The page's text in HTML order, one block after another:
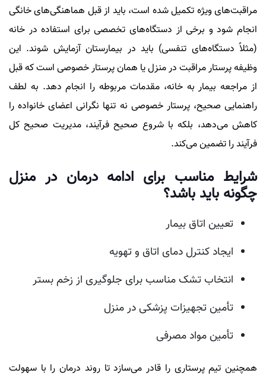
مراقبت‌های ویژه تکمیل شده است، باید از قبل هماهنگی‌های خانگی
انجام شود و برخی از دستگاه‌های تخصصی برای استفاده در خانه
(مثلاً دستگاه‌های تنفسی) باید در بیمارستان آزمایش شوند. این
وظیفه پرستار مراقبت در منزل یا همان پرستار خصوصی است که قبل
از مراجعه بیمار به خانه، مقدمات مربوطه را انجام دهد. به لطف
راهنمایی صحیح، پرستار خصوصی نه تنها نگرانی اعضای خانواده را
کاهش می‌دهد، بلکه با شروع صحیح فرآیند، مدیریت صحیح کل
فرآیند را تضمین می‌کند.
شرایط مناسب برای ادامه درمان در منزل
چگونه باید باشد؟
تعیین اتاق بیمار
ایجاد کنترل دمای اتاق و تهویه
انتخاب تشک مناسب برای جلوگیری از زخم بستر
تأمین تجهیزات پزشکی در منزل
تأمین مواد مصرفی
همچنین تیم پرستاری را قادر می‌سازد تا روند درمان را با سهولت